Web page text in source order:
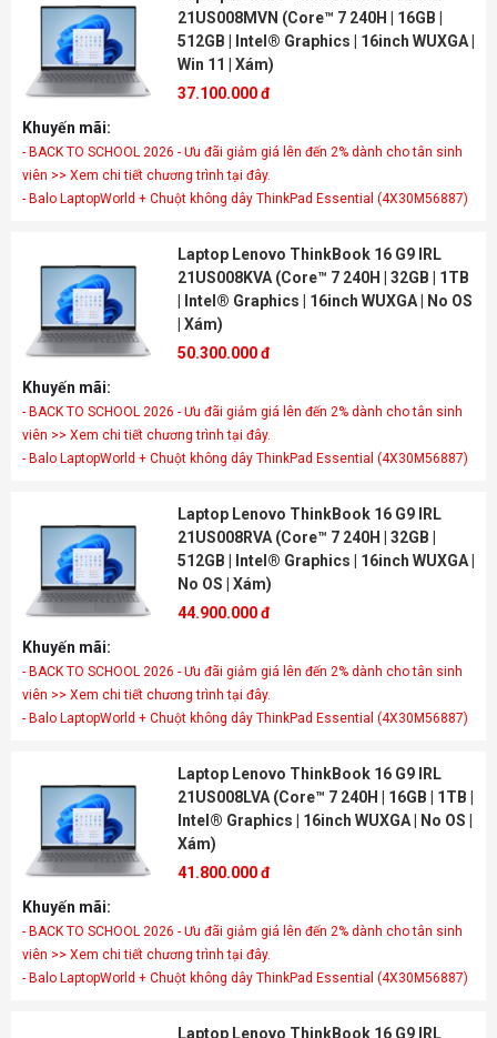
21US008MVN (Core™ 7 240H | 16GB |
512GB | Intel® Graphics | 16inch WUXGA |
Win 11 | Xám)
37.100.000 đ
Khuyến mãi:
- BACK TO SCHOOL 2026 - Ưu đãi giảm giá lên đến 2% dành cho tân sinh
viên >> Xem chi tiết chương trình tại đây.
- Balo LaptopWorld + Chuột không dây ThinkPad Essential (4X30M56887)
Laptop Lenovo ThinkBook 16 G9 IRL
21US008KVA (Core™ 7 240H | 32GB | 1TB
| Intel® Graphics | 16inch WUXGA | No OS
| Xám)
50.300.000 đ
Khuyến mãi:
- BACK TO SCHOOL 2026 - Ưu đãi giảm giá lên đến 2% dành cho tân sinh
viên >> Xem chi tiết chương trình tại đây.
- Balo LaptopWorld + Chuột không dây ThinkPad Essential (4X30M56887)
Laptop Lenovo ThinkBook 16 G9 IRL
21US008RVA (Core™ 7 240H | 32GB |
512GB | Intel® Graphics | 16inch WUXGA |
No OS | Xám)
44.900.000 đ
Khuyến mãi:
- BACK TO SCHOOL 2026 - Ưu đãi giảm giá lên đến 2% dành cho tân sinh
viên >> Xem chi tiết chương trình tại đây.
- Balo LaptopWorld + Chuột không dây ThinkPad Essential (4X30M56887)
Laptop Lenovo ThinkBook 16 G9 IRL
21US008LVA (Core™ 7 240H | 16GB | 1TB |
Intel® Graphics | 16inch WUXGA | No OS |
Xám)
41.800.000 đ
Khuyến mãi:
- BACK TO SCHOOL 2026 - Ưu đãi giảm giá lên đến 2% dành cho tân sinh
viên >> Xem chi tiết chương trình tại đây.
- Balo LaptopWorld + Chuột không dây ThinkPad Essential (4X30M56887)
Laptop Lenovo ThinkBook 16 G9 IRL